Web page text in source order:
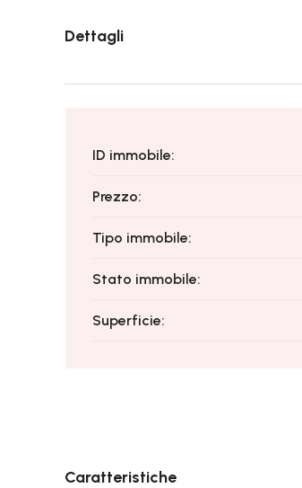
Dettagli
ID immobile:
Prezzo:
Tipo immobile:
Stato immobile:
Superficie:
Caratteristiche